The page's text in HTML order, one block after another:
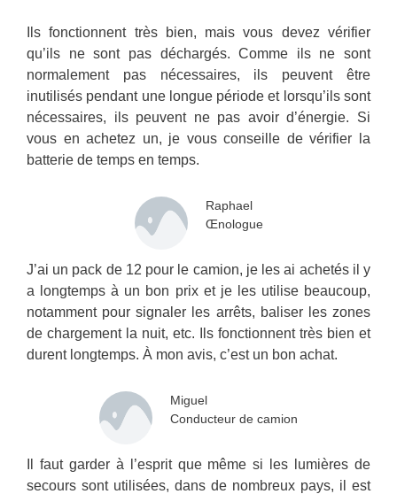
Ils fonctionnent très bien, mais vous devez vérifier
qu’ils ne sont pas déchargés. Comme ils ne sont
normalement pas nécessaires, ils peuvent être
inutilisés pendant une longue période et lorsqu’ils sont
nécessaires, ils peuvent ne pas avoir d’énergie. Si
vous en achetez un, je vous conseille de vérifier la
batterie de temps en temps.
Raphael
Œnologue
J’ai un pack de 12 pour le camion, je les ai achetés il y
a longtemps à un bon prix et je les utilise beaucoup,
notamment pour signaler les arrêts, baliser les zones
de chargement la nuit, etc. Ils fonctionnent très bien et
durent longtemps. À mon avis, c’est un bon achat.
Miguel
Conducteur de camion
Il faut garder à l’esprit que même si les lumières de
secours sont utilisées, dans de nombreux pays, il est